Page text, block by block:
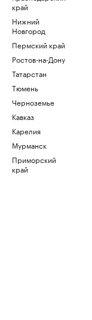
край
Нижний
Новгород
Пермский край
Ростов-на-Дону
Татарстан
Тюмень
Черноземье
Кавказ
Карелия
Мурманск
Приморский
край